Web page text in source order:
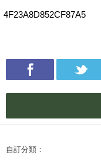
4F23A8D852CF87A5
自訂分類：